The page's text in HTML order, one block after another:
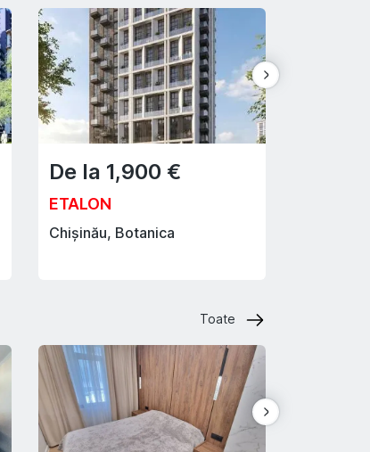
De la 1,900 €
ETALON
Chișinău, Botanica
Toate